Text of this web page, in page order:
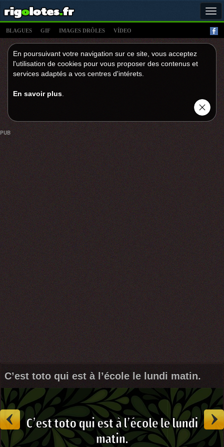
BLAGUES GIF IMAGES DRÔLES VÍDEO
En poursuivant votre navigation sur ce site, vous acceptez
l'utilisation de cookies pour vous proposer des contenus et
services adaptés a vos centres d'intérets.
En savoir plus
PUB
C’est toto qui est à l’école le lundi matin.